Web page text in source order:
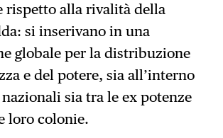
rispetto alla rivalità della
si inserivano in una
globale per la distribuzione
e del potere, sia all’interno
sia tra le ex potenze
loro colonie.